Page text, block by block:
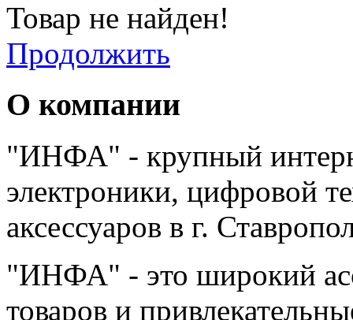
Товар не найден!
Продолжить
О компании
"ИНФА" - крупный
электроники, цифровой
аксессуаров в г.
"ИНФА" - это широкий
товаров и